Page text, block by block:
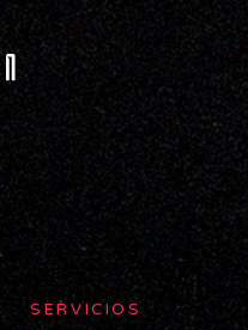
SERVICIOS